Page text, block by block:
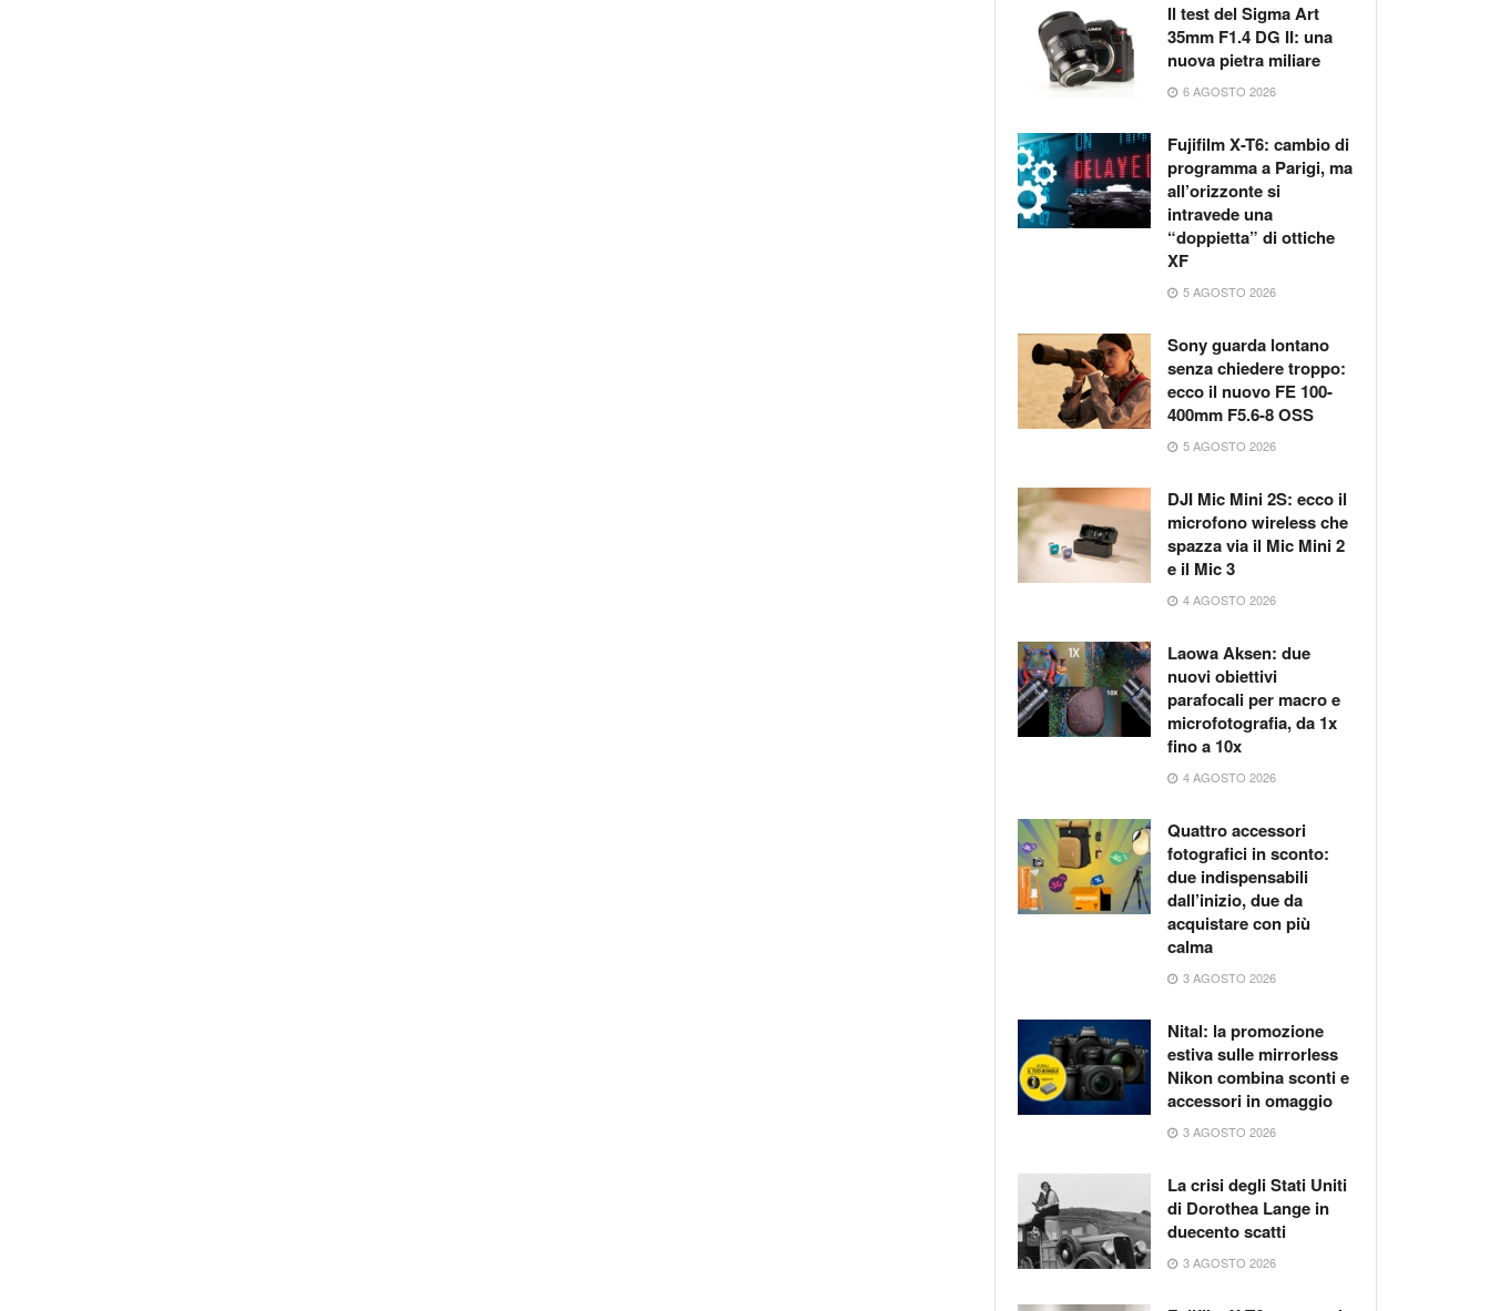
Il test del Sigma Art
35mm F1.4 DG II: una
nuova pietra miliare
6 AGOSTO 2026
Fujifilm X-T6: cambio di
programma a Parigi, ma
all’orizzonte si
intravede una
“doppietta” di ottiche
XF
5 AGOSTO 2026
Sony guarda lontano
senza chiedere troppo:
ecco il nuovo FE 100-
400mm F5.6-8 OSS
5 AGOSTO 2026
DJI Mic Mini 2S: ecco il
microfono wireless che
spazza via il Mic Mini 2
e il Mic 3
4 AGOSTO 2026
Laowa Aksen: due
nuovi obiettivi
parafocali per macro e
microfotografia, da 1x
fino a 10x
4 AGOSTO 2026
Quattro accessori
fotografici in sconto:
due indispensabili
dall’inizio, due da
acquistare con più
calma
3 AGOSTO 2026
Nital: la promozione
estiva sulle mirrorless
Nikon combina sconti e
accessori in omaggio
3 AGOSTO 2026
La crisi degli Stati Uniti
di Dorothea Lange in
duecento scatti
3 AGOSTO 2026